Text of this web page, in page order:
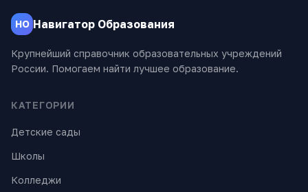
НО Навигатор Образования
Крупнейший справочник образовательных учреждений
России. Помогаем найти лучшее образование.
КАТЕГОРИИ
Детские сады
Школы
Колледжи